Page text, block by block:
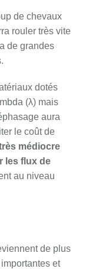
de chevaux
rouler très vite
de grandes
dotés
(λ) mais
aura
le coût de
médiocre
les flux de
au niveau
de plus
et